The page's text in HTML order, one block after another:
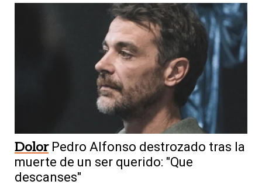
Dolor Pedro Alfonso destrozado tras la
muerte de un ser querido: "Que
descanses"